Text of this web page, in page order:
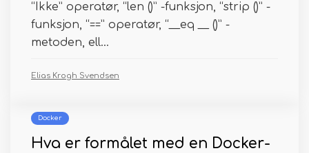
“Ikke” operatør, “len ()” -funksjon, “strip ()” -
funksjon, “==” operatør, “__eq __ ()” -
metoden, ell...
Elias Krogh Svendsen
Docker
Hva er formålet med en Docker-